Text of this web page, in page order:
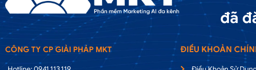
đã
CÔNG TY CP GIẢI PHÁP MKT ĐIỀU KHOẢN